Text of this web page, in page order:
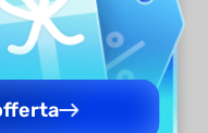
di
UPDF AI?